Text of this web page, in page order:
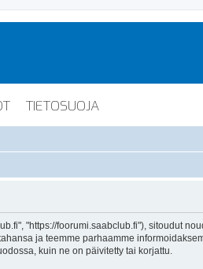
TIETOSUOJA
"https://foorumi.saabclub.fi"), sitoudut
ja teemme parhaamme
kuin ne on päivitetty tai korjattu.